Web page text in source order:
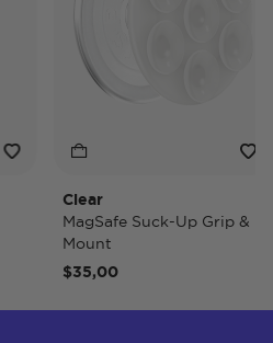
Clear
MagSafe Suck-Up Grip &
Mount
$35,00